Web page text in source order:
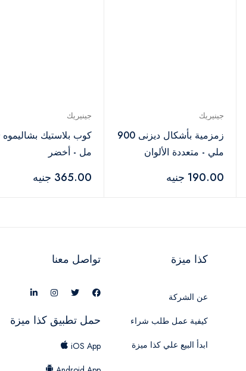
جينيريك
زمزمية بأشكال ديزنى 900
ملي - متعددة الألوان
190.00 جنيه
جينيريك
مل - أخضر
365.00 جنيه
كذا ميزة
عن الشركة
كيفية عمل طلب شراء
ابدأ البيع علي كذا ميزة
تواصل معنا
حمل تطبيق كذا ميزة
iOS App